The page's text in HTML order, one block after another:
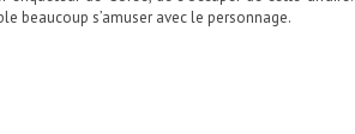
beaucoup s’amuser avec le personnage.